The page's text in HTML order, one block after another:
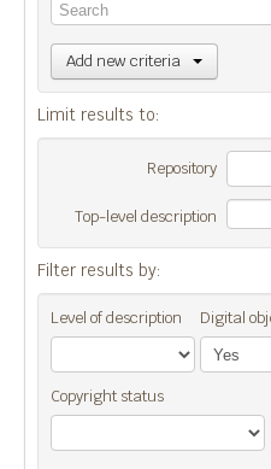
Add new criteria
Limit results to:
Repository
Top-level description
Filter results by:
Level of description
Copyright status